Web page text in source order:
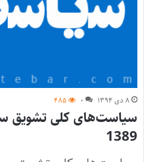
۸ دی ۱۳۹۴ ۰ ۴۸۵
سیاست‌های کلی تشویق
1389